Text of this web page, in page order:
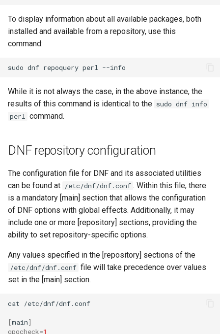
To display information about all available packages, both
installed and available from a repository, use this
command:
sudo dnf repoquery perl
While it is not always the case, in the above instance, the
results of this command is identical to the sudo dnf info
perl command.
DNF repository configuration
The configuration file for DNF and its associated utilities
can be found at /etc/dnf/dnf.conf . Within this file, there
is a mandatory [main] section that allows the configuration
of DNF options with global effects. Additionally, it may
include one or more [repository] sections, providing the
ability to set repository-specific options.
Any values specified in the [repository] sections of the
/etc/dnf/dnf.conf file will take precedence over values
set in the [main] section.
cat /etc/dnf/dnf.conf
[main]
gpgcheck=1